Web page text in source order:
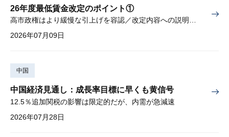
26年度最低賃金改定のポイント①
高市政権はより緩慢な引上げを容認／改定内容への説明責任が焦点
2026年07月09日
中国
中国経済見通し：成長率目標に早くも黄信号
12.5％追加関税の影響は限定的だが、内需が急減速
2026年07月28日